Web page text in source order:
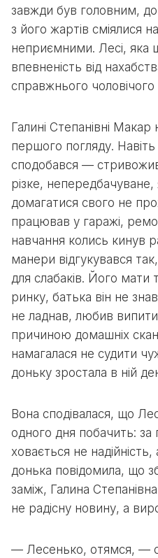
завжди був головним, до
з його жартів сміялися
неприємними. Лесі, яка
впевненість від
справжнього чоловічого
Галині Степанівні
першого погляду.
сподобався —
різке,
домагатися свого не
працював у гаражі,
навчання колись кинув
манери відгукувався
для слабаків. Його мати
ринку, батька він не
не ладнав, любив випити
причиною домашніх
намагалася не судити
доньку зростала в ній
Вона сподівалася, що
одного дня побачить:
ховається не
донька повідомила, що
заміж, Галина
не радісну новину, а
— Лесенько, отямся, —